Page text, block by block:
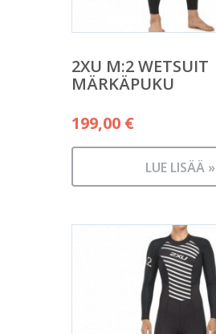
2XU M:2 WETSUIT
MÄRKÄPUKU
199,00 €
LUE LISÄÄ »